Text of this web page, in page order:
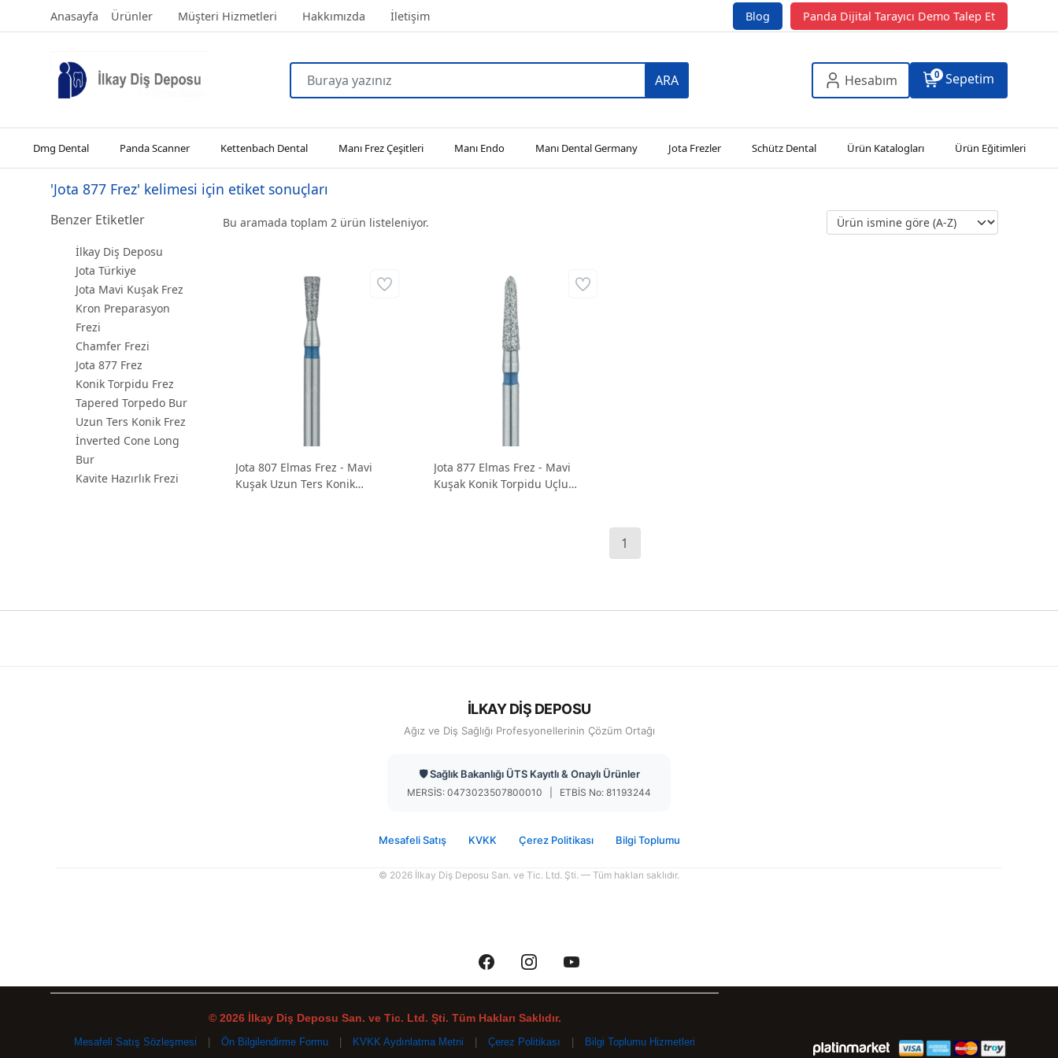
Anasayfa Ürünler Müşteri Hizmetleri Hakkımızda İletişim Blog Panda Dijital Tarayıcı Demo Talep Et
ARA Hesabım 0 Sepetim
Dmg Dental Panda Scanner Kettenbach Dental Manı Frez Çeşitleri Manı Endo Manı Dental Germany Jota Frezler Schütz Dental Ürün Katalogları Ürün Eğitimleri
'Jota 877 Frez' kelimesi için etiket sonuçları
Benzer Etiketler
İlkay Diş Deposu
Jota Türkiye
Jota Mavi Kuşak Frez
Kron Preparasyon
Frezi
Chamfer Frezi
Jota 877 Frez
Konik Torpidu Frez
Tapered Torpedo Bur
Uzun Ters Konik Frez
İnverted Cone Long
Bur
Kavite Hazırlık Frezi
Bu aramada toplam 2ürün listeleniyor.
Jota 807 Elmas Frez - Mavi
Kuşak Uzun Ters Konik
Jota 877 Elmas Frez - Mavi
Kuşak Konik Torpidu Uçlu
1
İLKAY DİŞ DEPOSU
Ağız ve Diş Sağlığı Profesyonellerinin Çözüm Ortağı
🛡️ Sağlık Bakanlığı ÜTS Kayıtlı & Onaylı Ürünler
MERSİS: 0473023507800010 | ETBİS No: 81193244
Mesafeli Satış KVKK Çerez Politikası Bilgi Toplumu
© 2026 İlkay Diş Deposu San. ve Tic. Ltd. Şti. — Tüm hakları saklıdır.
© 2026 İlkay Diş Deposu San. ve Tic. Ltd. Şti. Tüm Hakları Saklıdır.
Mesafeli Satış Sözleşmesi | Ön Bilgilendirme Formu | KVKK Aydınlatma Metni | Çerez Politikası | Bilgi Toplumu Hizmetleri